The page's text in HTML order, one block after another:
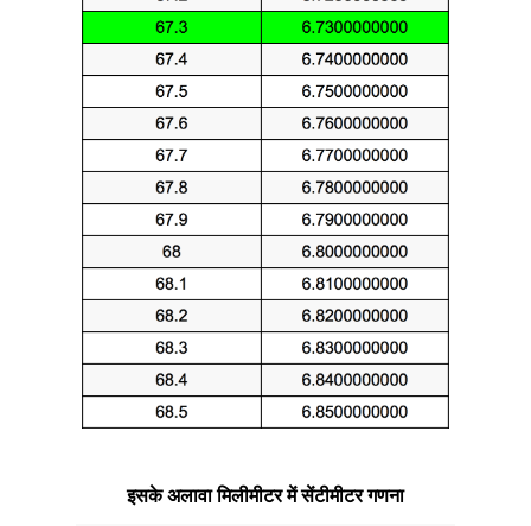
इसके अलावा मिलीमीटर में सेंटीमीटर गणना